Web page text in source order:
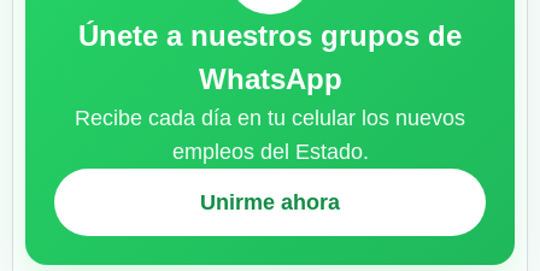
Únete a nuestros grupos de
WhatsApp
Recibe cada día en tu celular los nuevos
empleos del Estado.
Unirme ahora